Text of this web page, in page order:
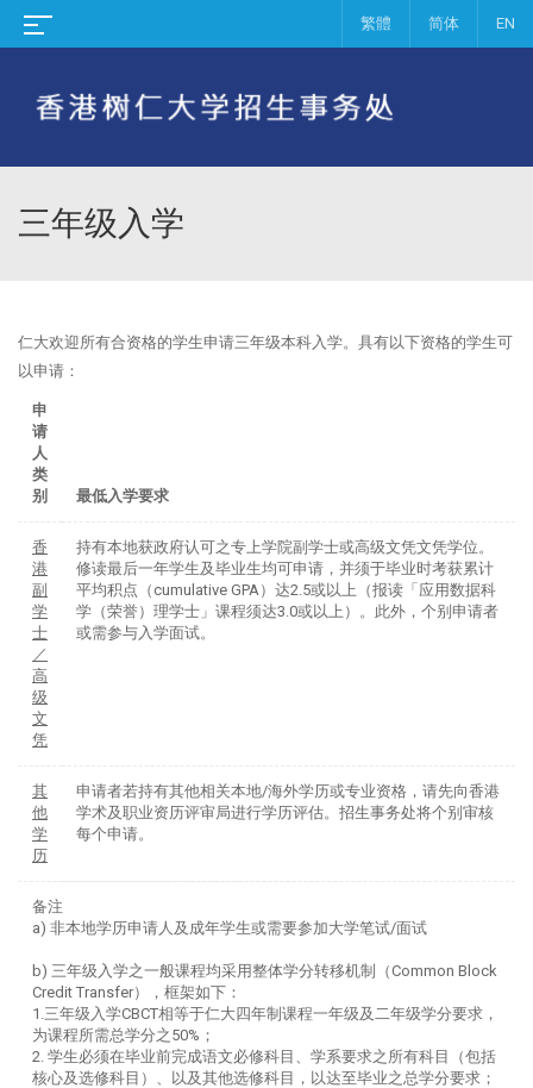
繁體 简体 EN
三年级入学
仁大欢迎所有合资格的学生申请三年级本科入学。具有以下资格的学生可
以申请：
申
请
人
类
别
最低入学要求
香
港
副
学
士
／
高
级
文
凭
持有本地获政府认可之专上学院副学士或高级文凭文凭学位。
修读最后一年学生及毕业生均可申请，并须于毕业时考获累计
平均积点（cumulative GPA）达2.5或以上（报读「应用数据科
学（荣誉）理学士」课程须达3.0或以上）。此外，个别申请者
或需参与入学面试。
其
他
学
历
申请者若持有其他相关本地/海外学历或专业资格，请先向香港
学术及职业资历评审局进行学历评估。招生事务处将个别审核
每个申请。
备注
a) 非本地学历申请人及成年学生或需要参加大学笔试/面试
b) 三年级入学之一般课程均采用整体学分转移机制（Common Block
Credit Transfer），框架如下：
1.三年级入学CBCT相等于仁大四年制课程一年级及二年级学分要求，
为课程所需总学分之50%；
2. 学生必须在毕业前完成语文必修科目、学系要求之所有科目（包括
核心及选修科目）、以及其他选修科目，以达至毕业之总学分要求；